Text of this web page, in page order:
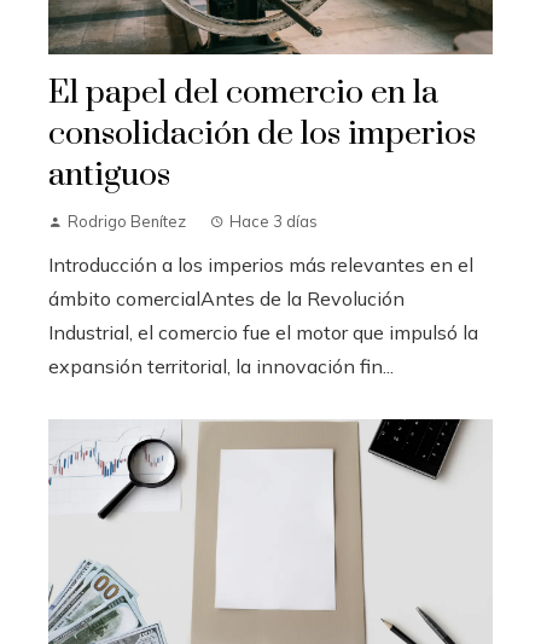
El papel del comercio en la
consolidación de los imperios
antiguos
Rodrigo Benítez Hace 3 días
Introducción a los imperios más relevantes en el
ámbito comercialAntes de la Revolución
Industrial, el comercio fue el motor que impulsó la
expansión territorial, la innovación fin...